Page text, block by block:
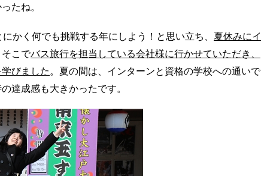
たね。
かく何でも挑戦する年にしよう！と思い立ち、 夏休みにイ
そこでバス旅行を担当している会社様に行かせていただき、
びました 。夏の間は、インターンと資格の学校への通いで
達成感も大きかったです。